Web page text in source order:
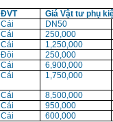
ĐVT
Giá Vật tư phụ
Cái DN50
Cái 250,000
Cái 1,250,000
Đôi 250,000
Cái 6,900,000
Cái 1,750,000
Cái 8,500,000
Cái 950,000
Cái 600,000